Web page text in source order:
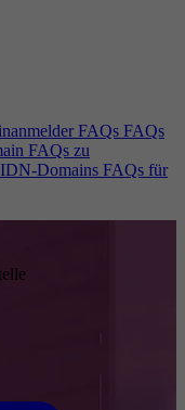
FAQs FAQs
FAQs zu
Domains FAQs für